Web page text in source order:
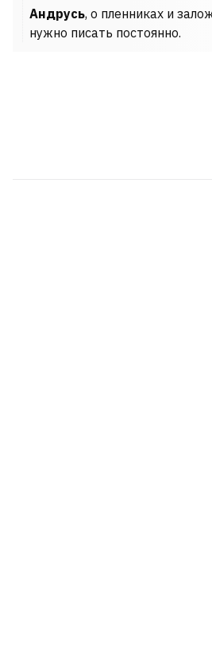
Андрусь, о пленниках и
нужно писать постоянно.